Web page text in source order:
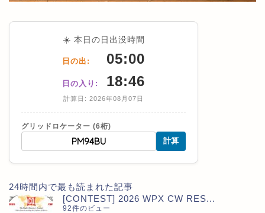
☀️ 本日の日出没時間
日の出: 05:00
日の入り: 18:46
計算日: 2026年08月07日
グリッドロケーター (6桁)
計算
24時間内で最も読まれた記事
[CONTEST] 2026 WPX CW RES...
92件のビュー